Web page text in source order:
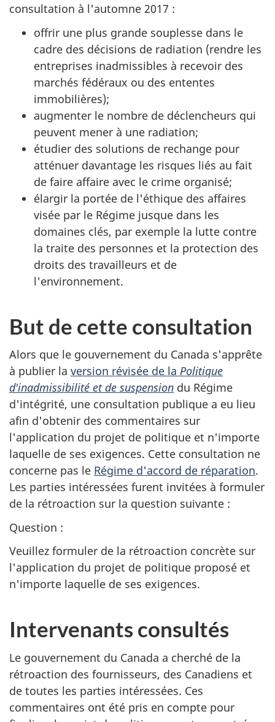
consultation à l'automne 2017 :
offrir une plus grande souplesse dans le
cadre des décisions de radiation (rendre les
entreprises inadmissibles à recevoir des
marchés fédéraux ou des ententes
immobilières);
augmenter le nombre de déclencheurs qui
peuvent mener à une radiation;
étudier des solutions de rechange pour
atténuer davantage les risques liés au fait
de faire affaire avec le crime organisé;
élargir la portée de l'éthique des affaires
visée par le Régime jusque dans les
domaines clés, par exemple la lutte contre
la traite des personnes et la protection des
droits des travailleurs et de
l'environnement.
But de cette consultation
Alors que le gouvernement du Canada s'apprête
à publier la version révisée de la Politique
d'inadmissibilité et de suspension du Régime
d'intégrité, une consultation publique a eu lieu
afin d'obtenir des commentaires sur
l'application du projet de politique et n'importe
laquelle de ses exigences. Cette consultation ne
concerne pas le Régime d'accord de réparation.
Les parties intéressées furent invitées à formuler
de la rétroaction sur la question suivante :
Question :
Veuillez formuler de la rétroaction concrète sur
l'application du projet de politique proposé et
n'importe laquelle de ses exigences.
Intervenants consultés
Le gouvernement du Canada a cherché de la
rétroaction des fournisseurs, des Canadiens et
de toutes les parties intéressées. Ces
commentaires ont été pris en compte pour